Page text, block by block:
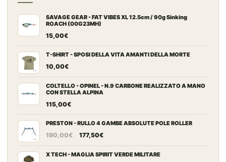
SAVAGE GEAR - FAT VIBES XL 12.5cm / 90g Sinking
ROACH (00G23MH)
15,00€
T-SHIRT - SPOSI DELLA VITA AMANTI DELLA MORTE
10,00€
COLTELLO - OPINEL - N.9 CARBONE REALIZZATO A MANO
CON STELLA ALPINA
115,00€
PRESTON - RULLO 4 GAMBE ABSOLUTE POLE ROLLER
190,00€
Il
originale
177,50€Il
attuale
X TECH - MAGLIA SPIRIT VERDE MILITARE